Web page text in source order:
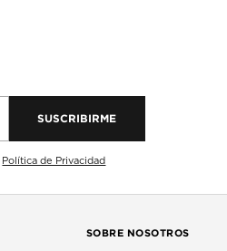
SUSCRIBIRME
Política de Privacidad
SOBRE NOSOTROS